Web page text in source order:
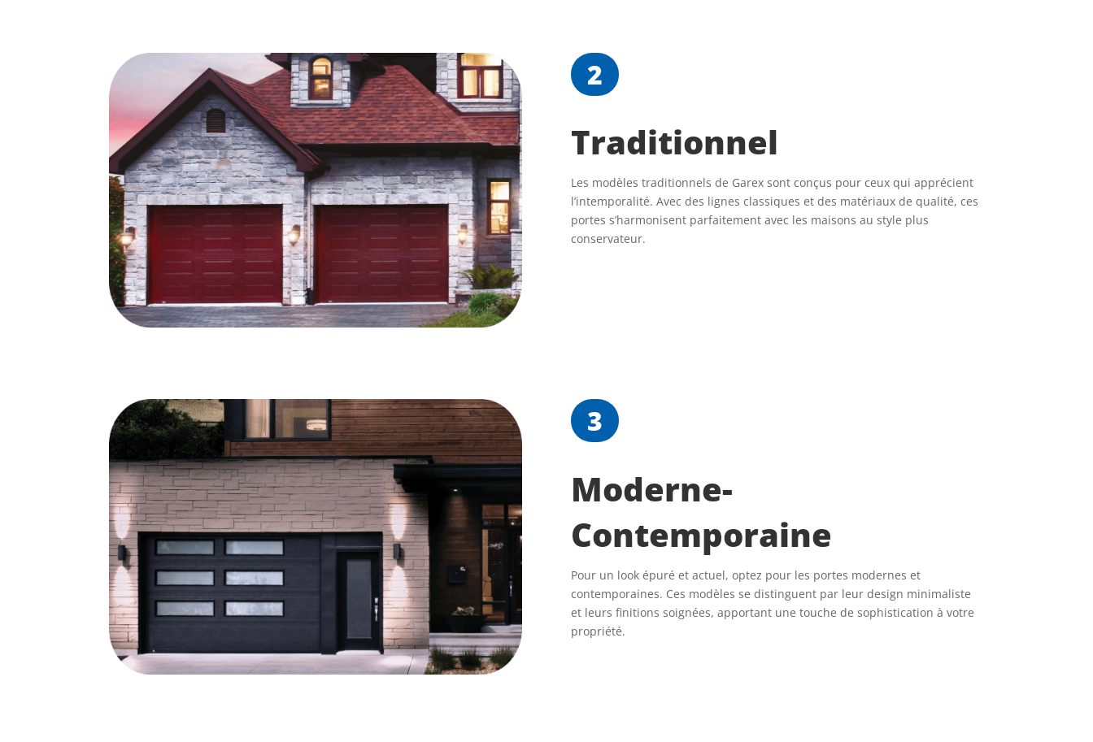
2
Traditionnel
Les modèles traditionnels de Garex sont conçus pour ceux qui apprécient
l’intemporalité. Avec des lignes classiques et des matériaux de qualité, ces
portes s’harmonisent parfaitement avec les maisons au style plus
conservateur.
3
Moderne-
Contemporaine
Pour un look épuré et actuel, optez pour les portes modernes et
contemporaines. Ces modèles se distinguent par leur design minimaliste
et leurs finitions soignées, apportant une touche de sophistication à votre
propriété.